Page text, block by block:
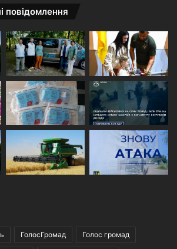
повідомлення
ГолосГромад Голос громад